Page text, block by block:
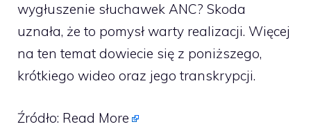
wygłuszenie słuchawek ANC? Skoda
uznała, że to pomysł warty realizacji. Więcej
na ten temat dowiecie się z poniższego,
krótkiego wideo oraz jego transkrypcji.
Źródło: Read More